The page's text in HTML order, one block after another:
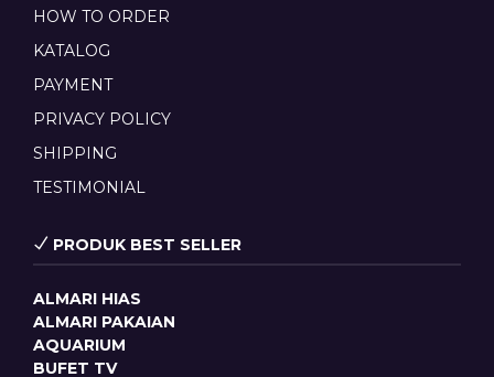
HOW TO ORDER
KATALOG
PAYMENT
PRIVACY POLICY
SHIPPING
TESTIMONIAL
PRODUK BEST SELLER
ALMARI HIAS
ALMARI PAKAIAN
AQUARIUM
BUFET TV